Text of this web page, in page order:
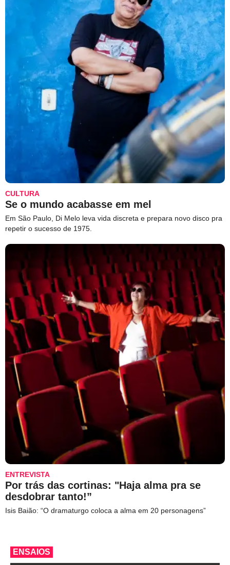
CULTURA
Se o mundo acabasse em mel
Em São Paulo, Di Melo leva vida discreta e prepara novo disco pra
repetir o sucesso de 1975.
ENTREVISTA
Por trás das cortinas: "Haja alma pra se
desdobrar tanto!”
Isis Baião: “O dramaturgo coloca a alma em 20 personagens”
ENSAIOS